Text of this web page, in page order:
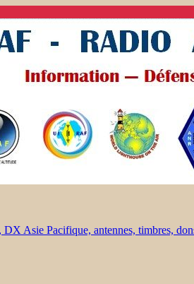
Asie Pacifique, antennes, timbres,